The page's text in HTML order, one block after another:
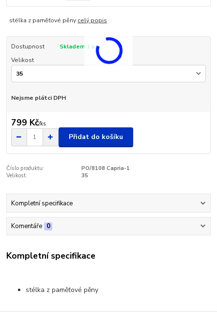
stélka z paměťové pěny celý popis
Dostupnost
Skladem 1 ks
Velikost
Nejsme plátci DPH
799 Kč/ks
Přidat do košíku
Číslo produktu:
PO/8108 Capria-1
Velikost:
35
Kompletní specifikace
Komentáře 0
Kompletní specifikace
stélka z paměťové pěny